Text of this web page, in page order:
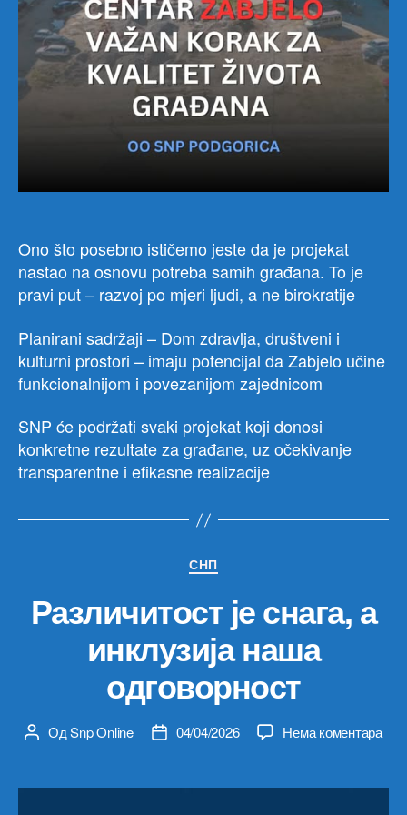
od
Ono što posebno ističemo jeste da je projekat
nastao na osnovu potreba samih građana. To je
pravi put – razvoj po mjeri ljudi, a ne birokratije
Planirani sadržaji – Dom zdravlja, društveni i
kulturni prostori – imaju potencijal da Zabjelo učine
funkcionalnijom i povezanijom zajednicom
SNP će podržati svaki projekat koji donosi
konkretne rezultate za građane, uz očekivanje
transparentne i efikasne realizacije
Категорије
СНП
Различитост је снага, а
инклузија наша
одговорност
Аутор
ОдSnp Online
Датум04/04/2026 Нема коментарана